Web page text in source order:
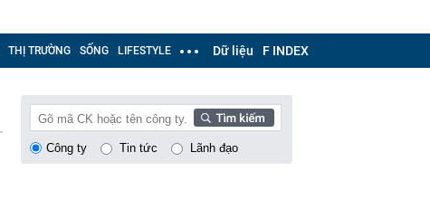
THỊ TRƯỜNG SỐNG LIFESTYLE Dữ liệu F INDEX
Công ty Tin tức Lãnh đạo